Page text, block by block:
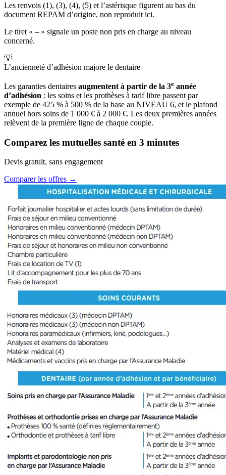
Les renvois (1), (3), (4), (5) et l’astérisque figurent au bas du
document REPAM d’origine, non reproduit ici.
Le tiret « – » signale un poste non pris en charge au niveau
concerné.
💡
L’ancienneté d’adhésion majore le dentaire
Les garanties dentaires augmentent à partir de la 3e année
d’adhésion : les soins et les prothèses à tarif libre passent par
exemple de 425 % à 500 % de la base au NIVEAU 6, et le plafond
annuel hors soins de 1 000 € à 2 000 €. Les deux premières années
relèvent de la première ligne de chaque couple.
Comparez les mutuelles santé en 3 minutes
Devis gratuit, sans engagement
Comparer les offres →